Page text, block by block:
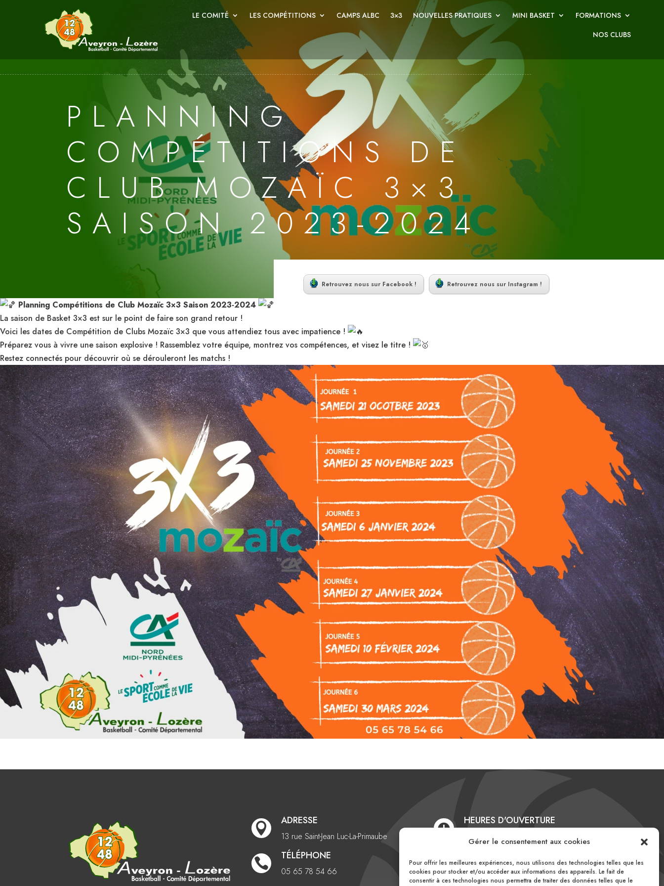
Gérer le consentement aux cookies
Pour offrir les meilleures expériences, nous utilisons des technologies telles que les
cookies pour stocker et/ou accéder aux informations des appareils. Le fait de
consentir à ces technologies nous permettra de traiter des données telles que le
LE COMITÉ LES COMPÉTITIONS CAMPS ALBC 3×3 NOUVELLES PRATIQUES MINI BASKET
FORMATIONS
NOS CLUBS
PLANNING
COMPÉTITIONS DE
CLUB MOZAÏC 3×3
SAISON 2023-2024
Retrouvez nous sur Facebook ! Retrouvez nous sur Instagram !
Planning Compétitions de Club Mozaïc 3×3 Saison 2023-2024
La saison de Basket 3×3 est sur le point de faire son grand retour !
Voici les dates de Compétition de Clubs Mozaïc 3×3 que vous attendiez tous avec impatience !
Préparez vous à vivre une saison explosive ! Rassemblez votre équipe, montrez vos compétences, et visez le titre !
Restez connectés pour découvrir où se dérouleront les matchs !

ADRESSE
13 rue Saint-Jean Luc-La-Primaube

TÉLÉPHONE
05 65 78 54 66

HEURES D'OUVERTURE
Du lundi au vendredi